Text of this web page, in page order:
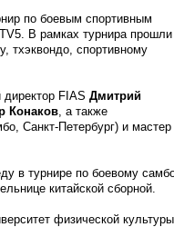
по боевым спортивным
В рамках турнира прошли
тхэквондо, спортивному
FIAS Дмитрий
Конаков, а также
Санкт-Петербург) и мастер
в турнире по боевому
китайской сборной.
физической культуры